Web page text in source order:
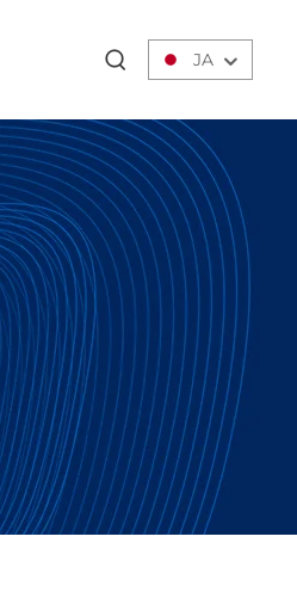
JA